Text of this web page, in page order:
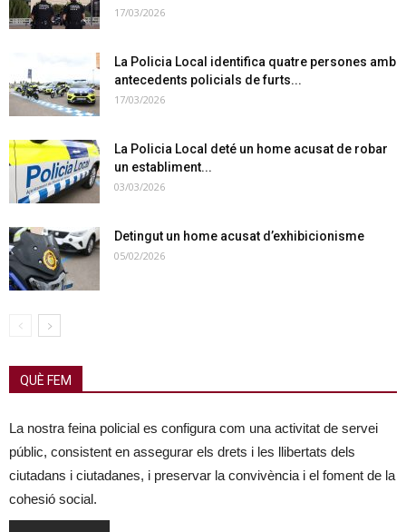
17/03/2026
La Policia Local identifica quatre persones amb
antecedents policials de furts...
17/03/2026
La Policia Local deté un home acusat de robar
un establiment...
03/03/2026
Detingut un home acusat d’exhibicionisme
05/02/2026
QUÈ FEM
La nostra feina policial es configura com una activitat de servei
públic, consistent en assegurar els drets i les llibertats dels
ciutadans i ciutadanes, i preservar la convivència i el foment de la
cohesió social.